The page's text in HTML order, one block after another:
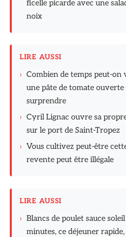
ficelle picarde avec une
noix
LIRE AUSSI
› Combien de temps peut-
une pâte de tomate ouverte
surprendre
› Cyril Lignac ouvre sa
sur le port de Saint-Tropez
› Vous cultivez peut-être
revente peut être illégale
LIRE AUSSI
› Blancs de poulet sauce
minutes, ce déjeuner